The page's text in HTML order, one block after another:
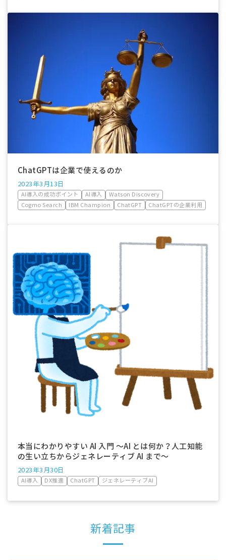
ChatGPTは企業で使えるのか
2023年3月13日
AI導入の成功ポイント AI導入
Watson Discovery
Cogmo Search
IBM Champion ChatGPT ChatGPTの企業利用
本当にわかりやすい AI 入門 ～AI とは何か？人工知能
の生い立ちからジェネレーティブ AI まで～
2023年3月30日
AI導入 DX推進 ChatGPT ジェネレーティブAI
新着記事